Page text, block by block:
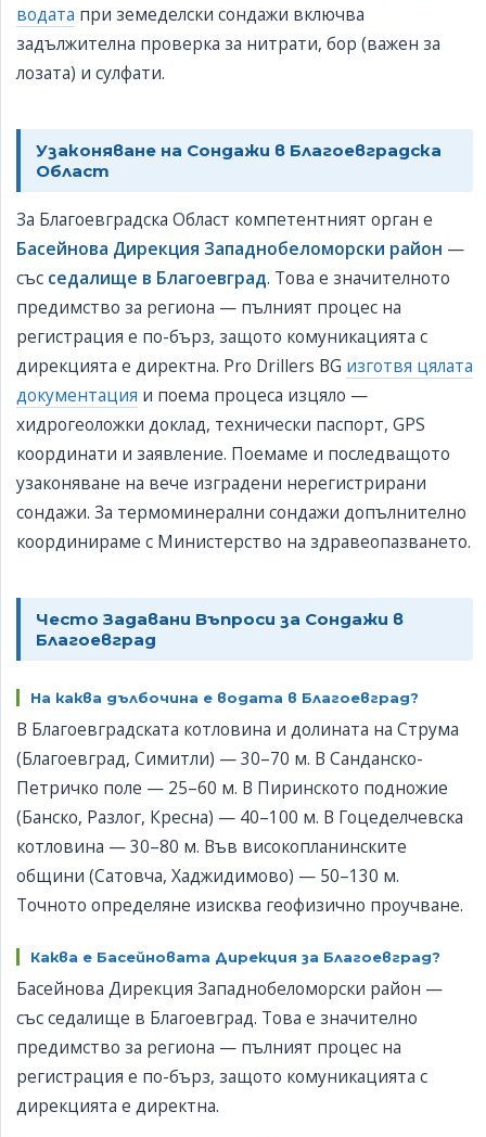
водата при земеделски сондажи включва
задължителна проверка за нитрати, бор (важен за
лозата) и сулфати.
Узаконяване на Сондажи в Благоевградска
Област
За Благоевградска Област компетентният орган е
Басейнова Дирекция Западнобеломорски район —
със седалище в Благоевград. Това е значителното
предимство за региона — пълният процес на
регистрация е по-бърз, защото комуникацията с
дирекцията е директна. Pro Drillers BG изготвя цялата
документация и поема процеса изцяло —
хидрогеоложки доклад, технически паспорт, GPS
координати и заявление. Поемаме и последващото
узаконяване на вече изградени нерегистрирани
сондажи. За термоминерални сондажи допълнително
координираме с Министерство на здравеопазването.
Често Задавани Въпроси за Сондажи в
Благоевград
На каква дълбочина е водата в Благоевград?
В Благоевградската котловина и долината на Струма
(Благоевград, Симитли) — 30–70 м. В Санданско-
Петричко поле — 25–60 м. В Пиринското подножие
(Банско, Разлог, Кресна) — 40–100 м. В Гоцеделчевска
котловина — 30–80 м. Във високопланинските
общини (Сатовча, Хаджидимово) — 50–130 м.
Точното определяне изисква геофизично проучване.
Каква е Басейновата Дирекция за Благоевград?
Басейнова Дирекция Западнобеломорски район —
със седалище в Благоевград. Това е значително
предимство за региона — пълният процес на
регистрация е по-бърз, защото комуникацията с
дирекцията е директна.